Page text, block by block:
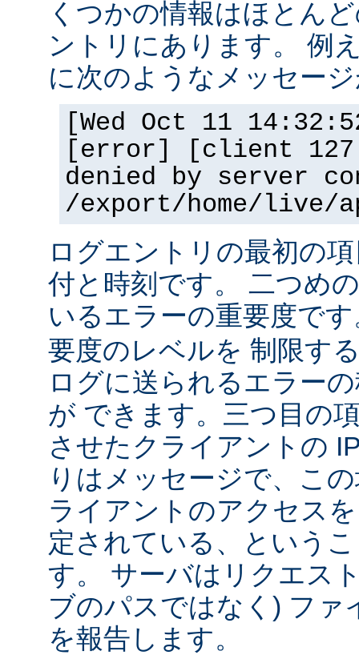
くつかの情報はほとん
ントリにあります。 例
に次のようなメッセー
[Wed Oct 11
[error] [client
denied by server
/export/home/live/
ログエントリの最初の
付と時刻です。 二つめ
いるエラーの重要度で
要度のレベルを 制限す
ログに送られるエラー
が できます。三つ目の
させたクライアントの
りはメッセージで、こ
ライアントのアクセス
定されている、という
す。 サーバはリクエス
ブのパスではなく) ファ
を報告します。